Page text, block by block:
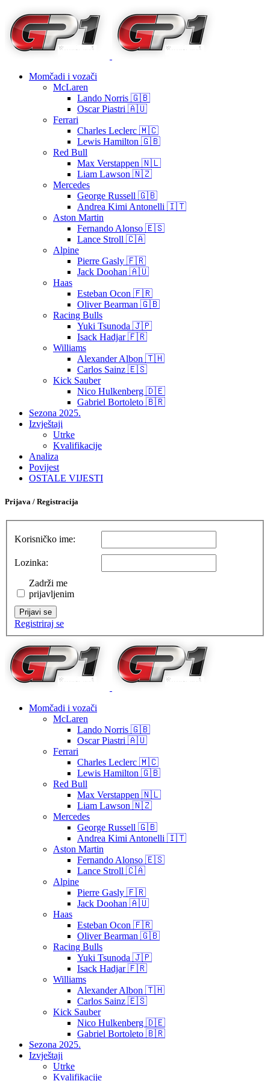
Momčadi i vozači
McLaren
Lando Norris 🇬🇧
Oscar Piastri 🇦🇺
Ferrari
Charles Leclerc 🇲🇨
Lewis Hamilton 🇬🇧
Red Bull
Max Verstappen 🇳🇱
Liam Lawson 🇳🇿
Mercedes
George Russell 🇬🇧
Andrea Kimi Antonelli 🇮🇹
Aston Martin
Fernando Alonso 🇪🇸
Lance Stroll 🇨🇦
Alpine
Pierre Gasly 🇫🇷
Jack Doohan 🇦🇺
Haas
Esteban Ocon 🇫🇷
Oliver Bearman 🇬🇧
Racing Bulls
Yuki Tsunoda 🇯🇵
Isack Hadjar 🇫🇷
Williams
Alexander Albon 🇹🇭
Carlos Sainz 🇪🇸
Kick Sauber
Nico Hulkenberg 🇩🇪
Gabriel Bortoleto 🇧🇷
Sezona 2025.
Izvještaji
Utrke
Kvalifikacije
Analiza
Povijest
OSTALE VIJESTI
Prijava / Registracija
Korisničko ime:
Lozinka:
Zadrži me
prijavljenim
Prijavi se
Registriraj se
Momčadi i vozači
McLaren
Lando Norris 🇬🇧
Oscar Piastri 🇦🇺
Ferrari
Charles Leclerc 🇲🇨
Lewis Hamilton 🇬🇧
Red Bull
Max Verstappen 🇳🇱
Liam Lawson 🇳🇿
Mercedes
George Russell 🇬🇧
Andrea Kimi Antonelli 🇮🇹
Aston Martin
Fernando Alonso 🇪🇸
Lance Stroll 🇨🇦
Alpine
Pierre Gasly 🇫🇷
Jack Doohan 🇦🇺
Haas
Esteban Ocon 🇫🇷
Oliver Bearman 🇬🇧
Racing Bulls
Yuki Tsunoda 🇯🇵
Isack Hadjar 🇫🇷
Williams
Alexander Albon 🇹🇭
Carlos Sainz 🇪🇸
Kick Sauber
Nico Hulkenberg 🇩🇪
Gabriel Bortoleto 🇧🇷
Sezona 2025.
Izvještaji
Utrke
Kvalifikacije